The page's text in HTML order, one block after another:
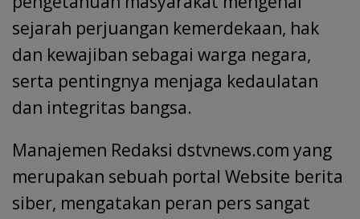
sejarah perjuangan kemerdekaan, hak
dan kewajiban sebagai warga negara,
serta pentingnya menjaga kedaulatan
dan integritas bangsa.
Manajemen Redaksi dstvnews.com yang
merupakan sebuah portal Website berita
siber, mengatakan peran pers sangat